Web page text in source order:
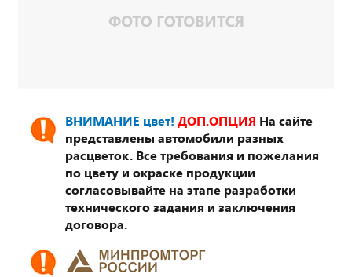
ВНИМАНИЕ цвет! ДОП.ОПЦИЯ На сайте
представлены автомобили разных
расцветок. Все требования и пожелания
по цвету и окраске продукции
согласовывайте на этапе разработки
технического задания и заключения
договора.